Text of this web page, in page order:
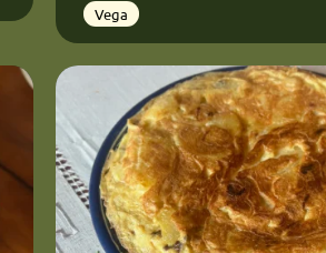
Vega